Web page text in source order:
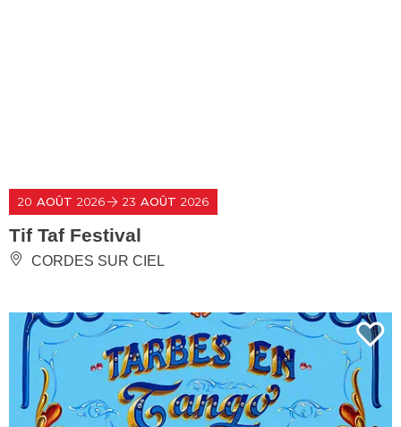
20 AOÛT 2026 23 AOÛT 2026
Tif Taf Festival
CORDES SUR CIEL